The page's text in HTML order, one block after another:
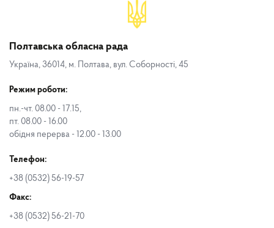
Полтавська обласна рада
Україна, 36014, м. Полтава, вул. Соборності, 45
Режим роботи:
пн.-чт. 08.00 - 17.15,
пт. 08.00 - 16.00
обідня перерва - 12.00 - 13.00
Телефон:
+38 (0532) 56-19-57
Факс:
+38 (0532) 56-21-70